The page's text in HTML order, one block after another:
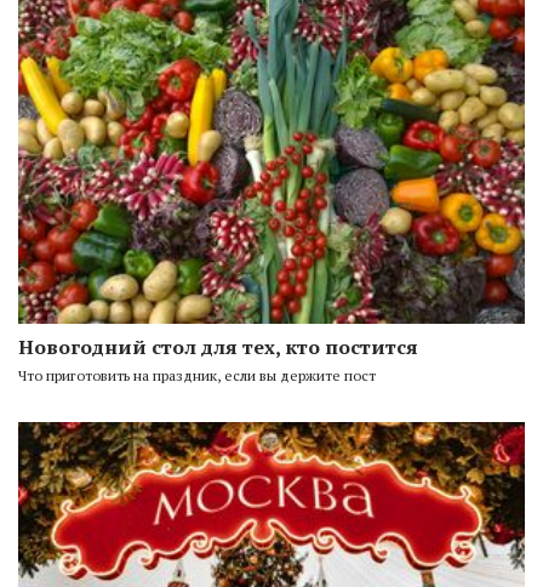
Новогодний стол для тех, кто постится
Что приготовить на праздник, если вы держите пост